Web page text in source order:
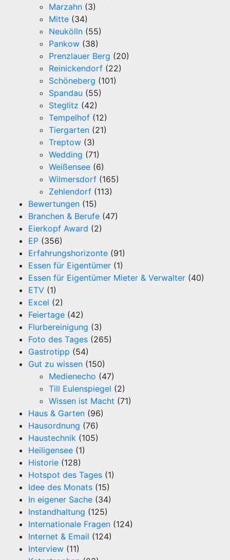
Marzahn (3)
Mitte (34)
Neukölln (55)
Pankow (38)
Prenzlauer Berg (20)
Reinickendorf (22)
Schöneberg (101)
Spandau (55)
Steglitz (42)
Tempelhof (12)
Tiergarten (21)
Treptow (3)
Wedding (71)
Weißensee (6)
Wilmersdorf (165)
Zehlendorf (113)
Bewertungen (15)
Branchen & Berufe (47)
Eierkopf Award (2)
EP (356)
Erfahrungshorizonte (91)
Essen für Eigentümer (1)
Essen für Eigentümer Mieter & Verwalter (40)
ETV (1)
Excel (2)
Feiertage (42)
Flurbereinigung (3)
Foto des Tages (265)
Gastrotipp (54)
Gut zu wissen (150)
Medienecho (47)
Till Eulenspiegel (2)
Wissen ist Macht (71)
Haus & Garten (96)
Hausordnung (76)
Haustechnik (105)
Heiligensee (1)
Historie (128)
Hotspot des Tages (1)
Idee des Monats (15)
In eigener Sache (34)
Instandhaltung (125)
Internationale Fragen (124)
Internet & Email (124)
Interview (11)